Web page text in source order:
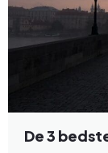
De 3